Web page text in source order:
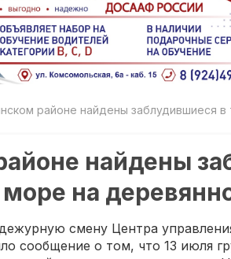
районе найдены заблудившиеся
найдены
на
смену Центра
сообщение о том, что 13 июля